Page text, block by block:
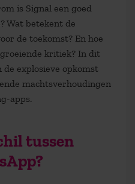
is Signal een goed
Wat betekent de
de toekomst? En hoe
kritiek? In dit
explosieve opkomst
machtsverhoudingen
apps.
tussen